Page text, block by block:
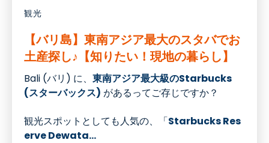
観光
【バリ島】東南アジア最大のスタバでお
土産探し♪【知りたい！現地の暮らし】
Bali (バリ) に、 東南アジア最大級のStarbucks
(スターバックス) があるってご存じですか？
観光スポットとしても人気の、「Starbucks Res
erve Dewata...